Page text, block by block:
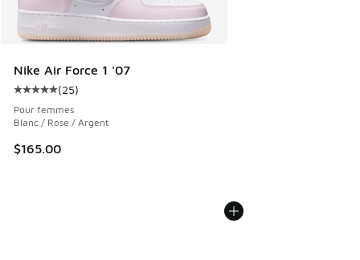
Nike Air Force 1 '07
Cote moyenne du client - [5 sur 5 étoiles], 25
(25)
Pour femmes
Blanc / Rose / Argent
$165.00